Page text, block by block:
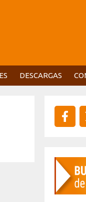
DESCARGAS